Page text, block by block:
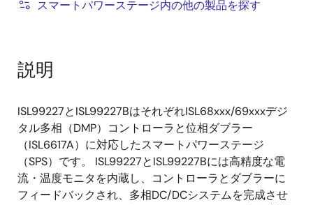
スマートパワーステージ内の他の製品を探す
説明
ISL99227とISL99227BはそれぞれISL68xxx/69xxxデジ
タル多相（DMP）コントローラと位相ダブラー
（ISL6617A）に対応したスマートパワーステージ
（SPS）です。 ISL99227とISL99227Bには高精度な電
流・温度モニタを内蔵し、コントローラとダブラーに
フィードバックされ、多相DC/DCシステムを完成させ